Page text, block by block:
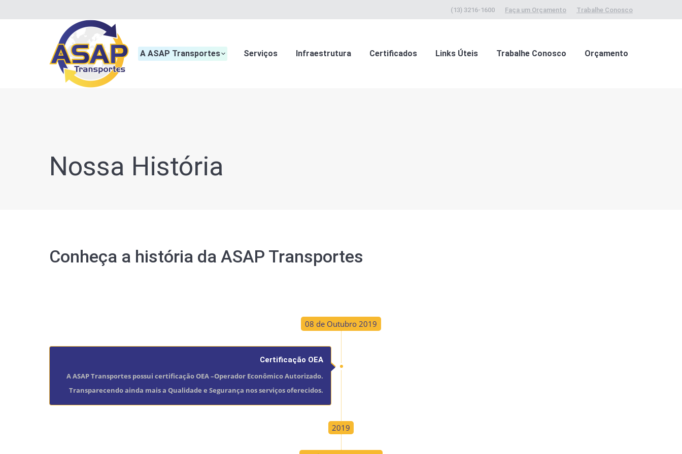
(13) 3216-1600 Faça um Orçamento Trabalhe Conosco
A ASAP Transportes Serviços Infraestrutura Certificados Links Úteis Trabalhe Conosco Orçamento
Nossa História
Conheça a história da ASAP Transportes
08 de Outubro 2019
Certificação OEA
A ASAP Transportes possui certificação OEA –Operador Econômico Autorizado.
Transparecendo ainda mais a Qualidade e Segurança nos serviços oferecidos.
2019